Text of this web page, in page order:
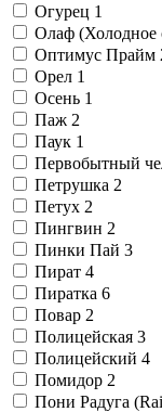
Огурец 1
Олаф (Холодное
Оптимус Прайм
Орел 1
Осень 1
Паж 2
Паук 1
Первобытный
Петрушка 2
Петух 2
Пингвин 2
Пинки Пай 3
Пират 4
Пиратка 6
Повар 2
Полицейская 3
Полицейский 4
Помидор 2
Пони Радуга